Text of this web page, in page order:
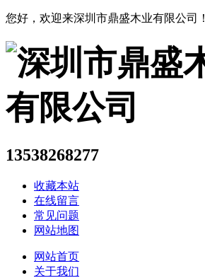
您好，欢迎来深圳市鼎盛木业有限公司！
13538268277
收藏本站
在线留言
常见问题
网站地图
网站首页
关于我们